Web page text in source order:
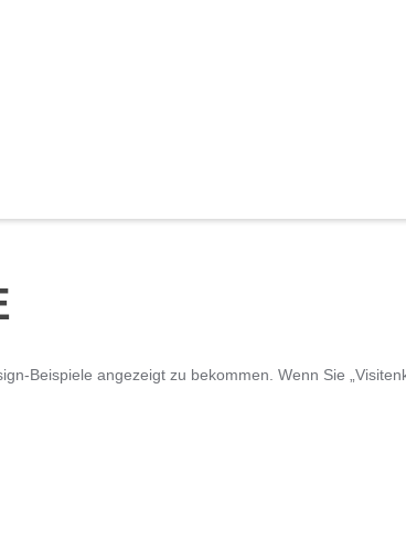
Beispiele angezeigt zu bekommen. Wenn Sie